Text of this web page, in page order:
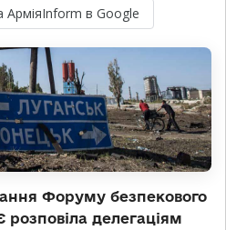
АрміяInform в Google
Форуму безпекового
розповіла делегаціям